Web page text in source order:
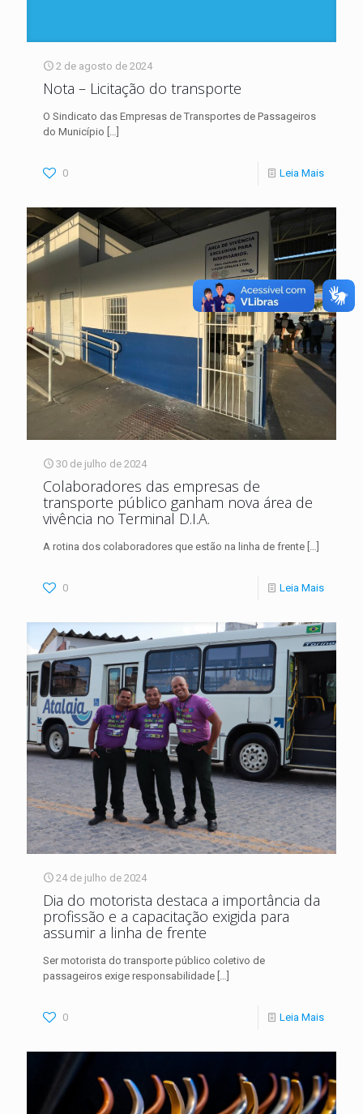
2 de agosto de 2024
Nota – Licitação do transporte
O Sindicato das Empresas de Transportes de Passageiros
do Município […]
0 Leia Mais
30 de julho de 2024
Colaboradores das empresas de
transporte público ganham nova área de
vivência no Terminal D.I.A.
A rotina dos colaboradores que estão na linha de frente […]
0 Leia Mais
24 de julho de 2024
Dia do motorista destaca a importância da
profissão e a capacitação exigida para
assumir a linha de frente
Ser motorista do transporte público coletivo de
passageiros exige responsabilidade […]
0 Leia Mais